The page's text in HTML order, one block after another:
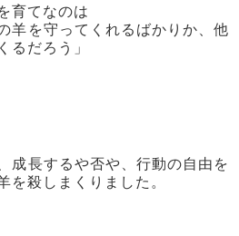
育てなのは
羊を守ってくれるばかりか、他
るだろう」
成長するや否や、行動の自由を
を殺しまくりました。